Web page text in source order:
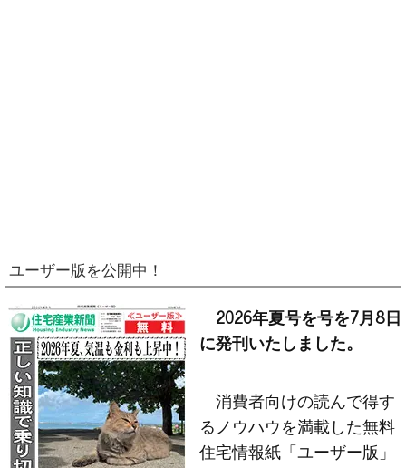
ユーザー版を公開中！
2026年夏号を号を7月8日
に発刊いたしました。
消費者向けの読んで得す
るノウハウを満載した無料
住宅情報紙「ユーザー版」